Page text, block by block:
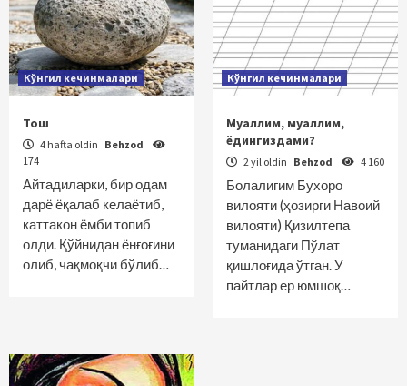
Кўнгил кечинмалари
Тош
4 hafta oldin Behzod
174
Айтадиларки, бир одам
дарё ёқалаб келаётиб,
каттакон ёмби топиб
олди. Қўйнидан ёнғоғини
олиб, чақмоқчи бўлиб…
Кўнгил кечинмалари
Муаллим, муаллим,
ёдингиздами?
2 yil oldin Behzod 4 160
Болалигим Бухоро
вилояти (ҳозирги Навоий
вилояти) Қизилтепа
туманидаги Пўлат
қишлоғида ўтган. У
пайтлар ер юмшоқ…